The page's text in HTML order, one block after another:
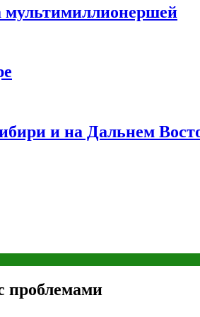
мультимиллионершей
и на Дальнем
проблемами